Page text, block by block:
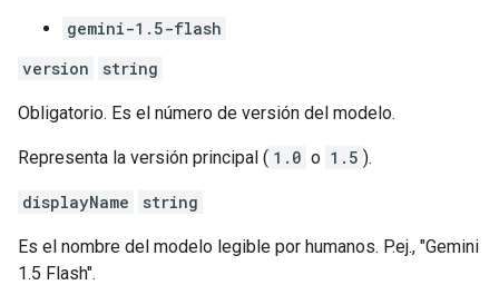
gemini-1.5-flash
version
string
Obligatorio. Es el número de versión del modelo.
Representa la versión principal ( 1.0 o 1.5 ).
displayName string
Es el nombre del modelo legible por humanos. P.ej., "Gemini
1.5 Flash".